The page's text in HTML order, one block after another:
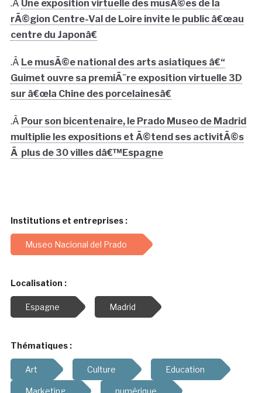
.Â Une exposition virtuelle des musÃ©es de la
rÃ©gion Centre-Val de Loire invite le public â€œau
centre du Japonâ€
.Â Le musÃ©e national des arts asiatiques â€“
Guimet ouvre sa premiÃ¨re exposition virtuelle 3D
sur â€œla Chine des porcelainesâ€
.Â Pour son bicentenaire, le Prado Museo de Madrid
multiplie les expositions et Ã©tend ses activitÃ©s
Ã plus de 30 villes dâ€™Espagne
Institutions et entreprises :
Museo Nacional del Prado
Localisation :
Espagne Madrid
Thématiques :
Art Culture Education